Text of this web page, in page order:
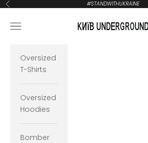
Zum Inhalt springen
Zurück #STANDWITHUKRAINE
KYIVUNDERGROUND
Navigationsmenü öffnen
Oversized
T-Shirts
Oversized
Hoodies
Bomber